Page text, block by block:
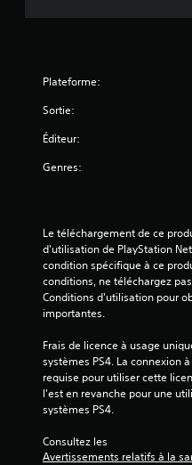
Plateforme:
Sortie:
Éditeur:
Genres:
Le téléchargement de ce
d'utilisation de PlayStation
condition spécifique à ce
conditions, ne téléchargez
Conditions d'utilisation pour
importantes.
Frais de licence à usage
systèmes PS4. La connexion
requise pour utiliser cette
l'est en revanche pour une
systèmes PS4.
Consultez les
Avertissements relatifs à la